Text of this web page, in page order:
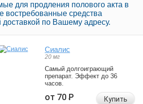
для продления полового акта в
востребованные средства
по Вашему адресу.
Сиалис
20 мг
Самый долгоиграющий
препарат. Эффект до 36
часов.
от 70Р Купить